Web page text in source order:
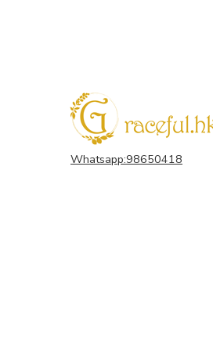
Whatsapp:98650418